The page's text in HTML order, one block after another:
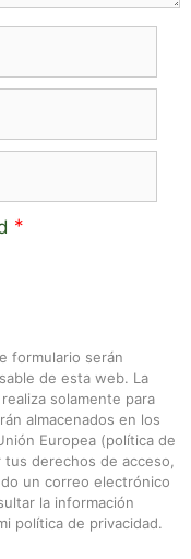
*
formulario serán
de esta web. La
solamente para
almacenados en los
Europea (política de
tus derechos de acceso,
un correo electrónico
la información
política de privacidad.